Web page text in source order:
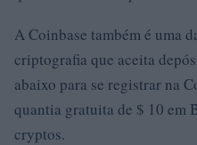
A Coinbase também é uma
criptografia que aceita
abaixo para se registrar na
quantia gratuita de $ 10 em
cryptos.